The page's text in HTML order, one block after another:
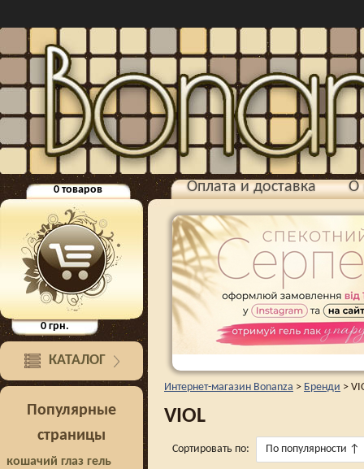
0товаров
0грн.
КАТАЛОГ
Популярные
страницы
кошачий глаз гель
Оплата и доставка О
Интернет-магазин Bonanza > Бренди >
VIOL
Сортировать по: По популярности ↑